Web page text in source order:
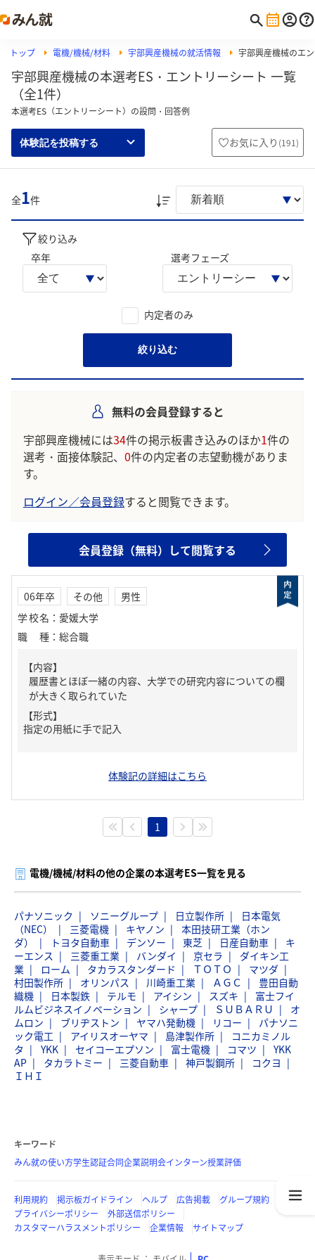
トップ 電機/機械/材料 宇部興産機械の就活情報 宇部興産機械のエ
宇部興産機械の本選考ES・エントリーシート 一覧
（全1件）
本選考ES（エントリーシート）の設問・回答例
体験記を投稿する お気に入り (191)
全1件
絞り込み
卒年
選考フェーズ
内定者のみ
絞り込む
無料の会員登録すると
宇部興産機械には34件の掲示板書き込みのほか1件の
選考・面接体験記、 0件の内定者の志望動機がありま
す。
ログイン／会員登録すると閲覧できます。
会員登録（無料）して閲覧する
06年卒 その他
男性
学校名 ： 愛媛大学
職種 ： 総合職
【内容】
履歴書とほぼ一緒の内容、大学での研究内容についての欄
が大きく取られていた
【形式】
指定の用紙に手で記入
体験記の詳細はこちら
1
電機/機械/材料の他の企業の本選考ES一覧を見る
パナソニック ソニーグループ 日立製作所
日本電気
（NEC）
三菱電機 キヤノン
本田技研工業（ホン
ダ）
トヨタ自動車 デンソー 東芝 日産自動車
キ
ーエンス
三菱重工業 バンダイ 京セラ
ダイキン工
業
ローム タカラスタンダード ＴＯＴＯ
マツダ
村田製作所
オリンパス 川崎重工業 ＡＧＣ
豊田自動
織機
日本製鉄 テルモ アイシン スズキ
富士フイ
ルムビジネスイノベーション
シャープ ＳＵＢＡＲＵ
オ
ムロン
ブリヂストン ヤマハ発動機 リコー
パナソニ
ック電工
アイリスオーヤマ 島津製作所
コニカミノル
タ
YKK セイコーエプソン 富士電機 コマツ
YKK
AP
タカラトミー 三菱自動車 神戸製鋼所
コクヨ
ＩＨＩ
キーワード
みん就の使い方学生認証合同企業説明会インターン授業評価
利用規約 掲示板ガイドライン ヘルプ 広告掲載
グループ規約
プライバシーポリシー
外部送信ポリシー
カスタマーハラスメントポリシー
企業情報 サイトマップ